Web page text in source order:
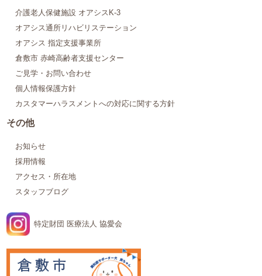
介護老人保健施設 オアシスK-3
オアシス通所リハビリステーション
オアシス 指定支援事業所
倉敷市 赤崎高齢者支援センター
ご見学・お問い合わせ
個人情報保護方針
カスタマーハラスメントへの対応に関する方針
その他
お知らせ
採用情報
アクセス・所在地
スタッフブログ
特定財団 医療法人 協愛会